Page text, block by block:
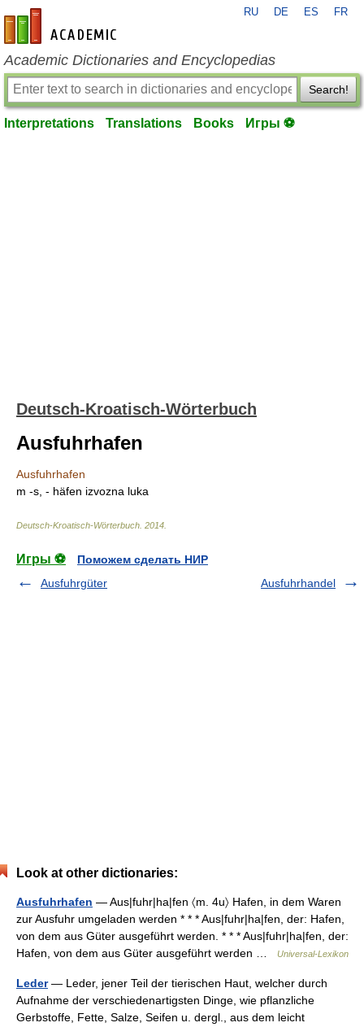
en-academic.com
RU DE ES FR
Academic Dictionaries and Encyclopedias
Search!
Interpretations Translations Books Игры ⚽
Deutsch-Kroatisch-Wörterbuch
Ausfuhrhafen
Ausfuhrhafen
m -s, - häfen izvozna luka
Deutsch-Kroatisch-Wörterbuch 2014
Игры ⚽
Поможем сделать НИР
Ausfuhrgüter
Ausfuhrhandel
Look at other dictionaries:
Ausfuhrhafen — Aus|fuhr|ha|fen 〈m. 4u〉 Hafen, in dem Waren
zur Ausfuhr umgeladen werden * * * Aus|fuhr|ha|fen, der: Hafen,
von dem aus Güter ausgeführt werden. * * * Aus|fuhr|ha|fen, der:
Hafen, von dem aus Güter ausgeführt werden …
Universal-Lexikon
Leder— Leder, jener Teil der tierischen Haut, welcher durch
Aufnahme der verschiedenartigsten Dinge, wie pflanzliche
Gerbstoffe, Fette, Salze, Seifen u. dergl., aus dem leicht